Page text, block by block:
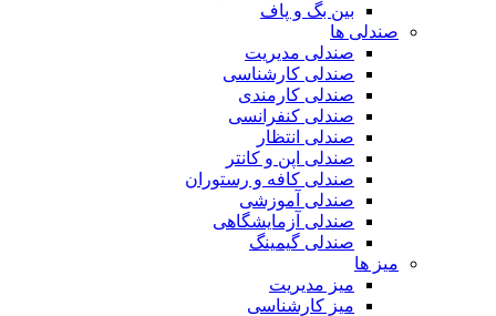
بین بگ و پاف
صندلی ها
صندلی مدیریت
صندلی کارشناسی
صندلی کارمندی
صندلی کنفرانسی
صندلی انتظار
صندلی اپن و کانتر
صندلی کافه و رستوران
صندلی آموزشی
صندلی آزمایشگاهی
صندلی گیمینگ
میز ها
میز مدیریت
میز کارشناسی